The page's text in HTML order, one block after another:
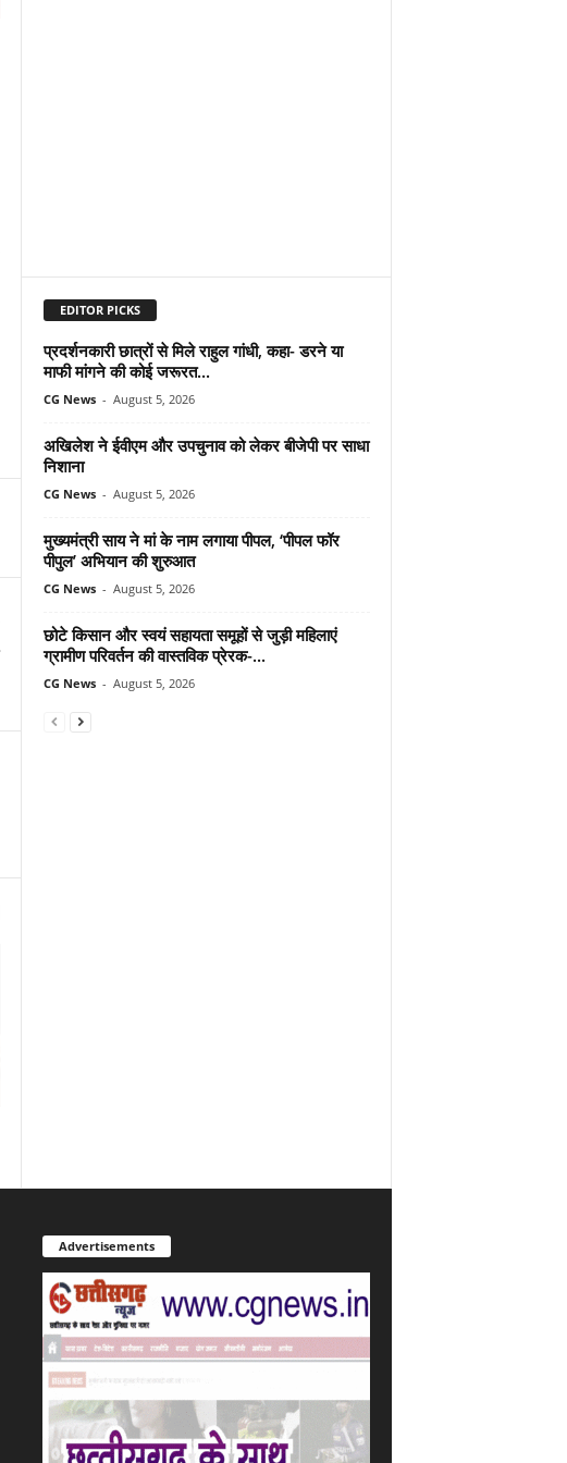
EDITOR PICKS
प्रदर्शनकारी छात्रों से मिले राहुल गांधी, कहा- डरने या
माफी मांगने की कोई जरूरत...
CG News - August 5, 2026
अखिलेश ने ईवीएम और उपचुनाव को लेकर बीजेपी पर साधा
निशाना
CG News - August 5, 2026
मुख्यमंत्री साय ने मां के नाम लगाया पीपल, ‘पीपल फॉर
पीपुल’ अभियान की शुरुआत
CG News - August 5, 2026
छोटे किसान और स्वयं सहायता समूहों से जुड़ी महिलाएं
ग्रामीण परिवर्तन की वास्तविक प्रेरक-...
CG News - August 5, 2026
Advertisements